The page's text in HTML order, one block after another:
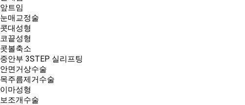
앞트임
눈매교정술
콧대성형
코끝성형
콧볼축소
중안부 3STEP 실리프팅
안면거상수술
목주름제거수술
이마성형
보조개수술